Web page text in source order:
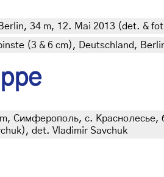
34 m, 12. Mai 2013 (det. &
(3 & 6 cm), Deutschland,
Симферополь, с.
det. Vladimir Savchuk